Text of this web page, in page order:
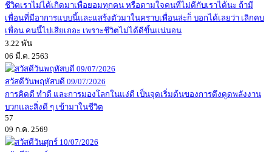
ชีวิตเราไม่ได้เกิดมาเพื่อยอมทุกคน หรือตามใจคนที่ไม่ดีกับเราได้นะ ถ้ามี
เพื่อนที่มีอาการแบบนี้และแสร้งตัวมาในคราบเพื่อนล่ะก็ บอกได้เลยว่า เลิกคบ
เพื่อน คนนี้ไปเสียเถอะ เพราะชีวิตไม่ได้ดีขึ้นแน่นอน
3.22 พัน
06 มี.ค. 2563
สวัสดีวันพฤหัสบดี 09/07/2026
การคิดดี ทำดี และการมองโลกในแง่ดี เป็นจุดเริ่มต้นของการดึงดูดพลังงาน
บวกและสิ่งดี ๆ เข้ามาในชีวิต
57
09 ก.ค. 2569